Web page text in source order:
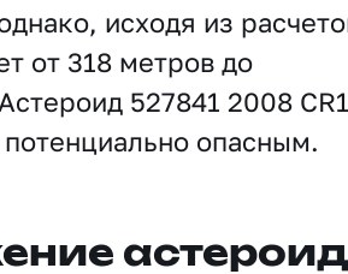
исходя из
от 318 метров до
527841 2008 CR1
опасным.